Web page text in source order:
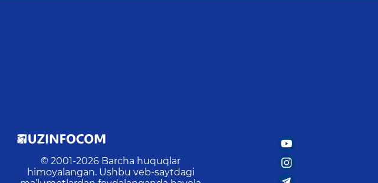
© 2001-2026 Barcha huquqlar
himoyalangan. Ushbu veb-saytdagi